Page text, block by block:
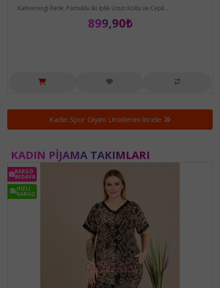
Kahverengi Renk, Pamuklu İki İplik Uzun Kollu ve Cepli ..
899,90₺
Kadın Spor Giyim Ürünlerini İncele
KADIN PIJAMA TAKIMLARI
KARGO
BEDAVA
HIZLI
KARGO